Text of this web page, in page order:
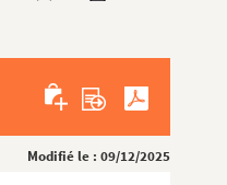
Modifié le : 09/12/2025